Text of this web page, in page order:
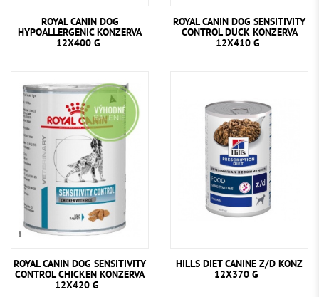
ROYAL CANIN DOG
HYPOALLERGENIC KONZERVA
12X400 G
ROYAL CANIN DOG SENSITIVITY
CONTROL DUCK KONZERVA
12X410 G
ROYAL CANIN DOG SENSITIVITY
CONTROL CHICKEN KONZERVA
12X420 G
HILLS DIET CANINE Z/D KONZ
12X370 G